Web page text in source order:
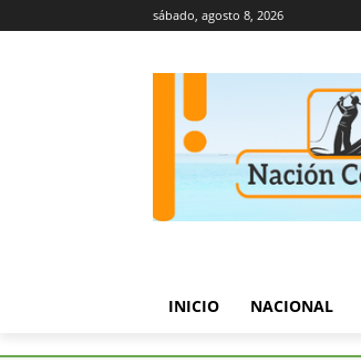
sábado, agosto 8, 2026
INICIO NACIONAL